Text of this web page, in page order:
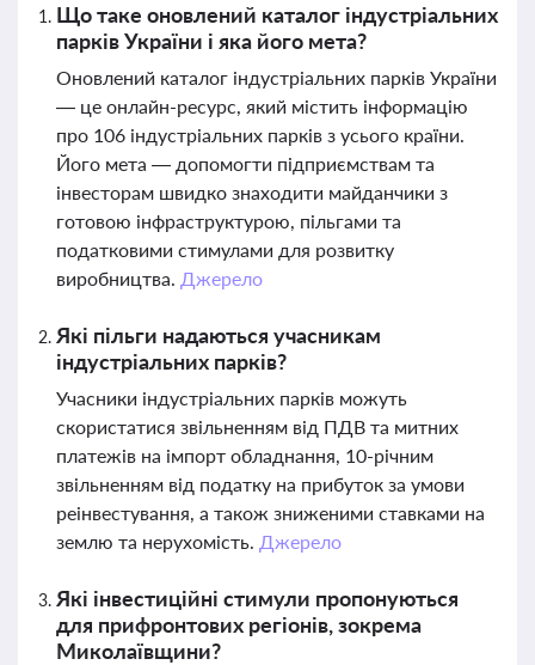
Що таке оновлений каталог індустріальних
парків України і яка його мета?
Оновлений каталог індустріальних парків України
— це онлайн-ресурс, який містить інформацію
про 106 індустріальних парків з усього країни.
Його мета — допомогти підприємствам та
інвесторам швидко знаходити майданчики з
готовою інфраструктурою, пільгами та
податковими стимулами для розвитку
виробництва. Джерело
Які пільги надаються учасникам
індустріальних парків?
Учасники індустріальних парків можуть
скористатися звільненням від ПДВ та митних
платежів на імпорт обладнання, 10-річним
звільненням від податку на прибуток за умови
реінвестування, а також зниженими ставками на
землю та нерухомість. Джерело
Які інвестиційні стимули пропонуються
для прифронтових регіонів, зокрема
Миколаївщини?